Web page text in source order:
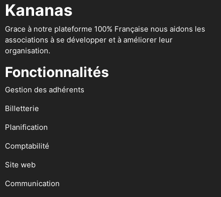
Kananas
Grace à notre plateforme 100% Française nous aidons les
associations à se développer et à améliorer leur
organisation.
Fonctionnalités
Gestion des adhérents
Billetterie
Planification
Comptabilité
Site web
Communication